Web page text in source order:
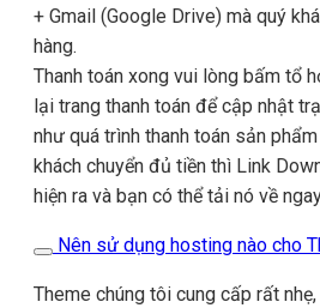
+ Gmail (Google Drive) mà quý
hàng.
Thanh toán xong vui lòng bấm tổ
lại trang thanh toán để cập nhật
như quá trình thanh toán sản
khách chuyển đủ tiền thì Link
hiện ra và bạn có thể tải nó về
Nên sử dụng hosting nào cho
Theme chúng tôi cung cấp rất